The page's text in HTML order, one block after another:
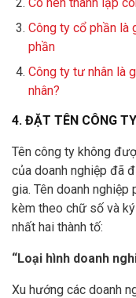
Có nên thành lập
Công ty cổ phần là
phần
Công ty tư nhân là
nhân?
4. ĐẶT TÊN CÔNG TY
Tên công ty không
của doanh nghiệp đã
gia. Tên doanh
kèm theo chữ số và
nhất hai thành tố:
“Loại hình doanh
Xu hướng các doanh